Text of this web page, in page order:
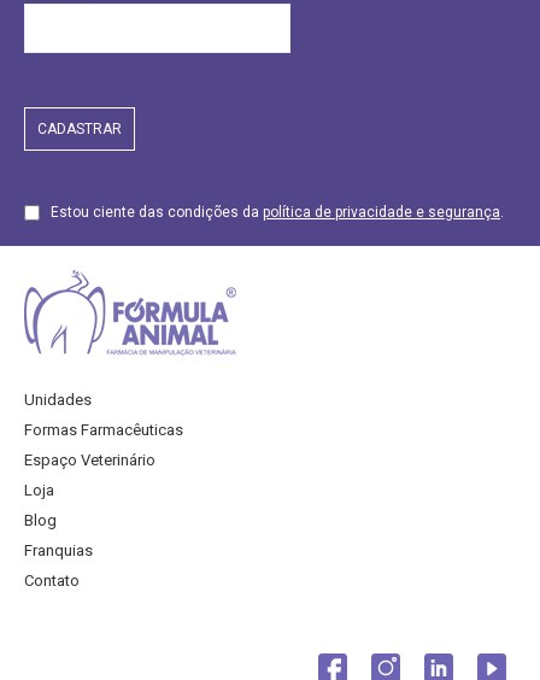
Estou ciente das condições da política de privacidade e segurança.
Unidades
Formas Farmacêuticas
Espaço Veterinário
Loja
Blog
Franquias
Contato